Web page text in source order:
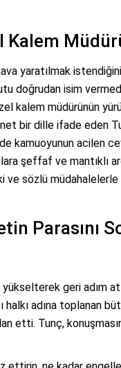
Kalem
yaratılmak
doğrudan isim
kalem müdürünün
bir dille ifade eden
kamuoyunun acilen
şeffaf ve mantıklı
ve sözlü
Parasını
geri adım
adına toplanan
etti. Tunç,